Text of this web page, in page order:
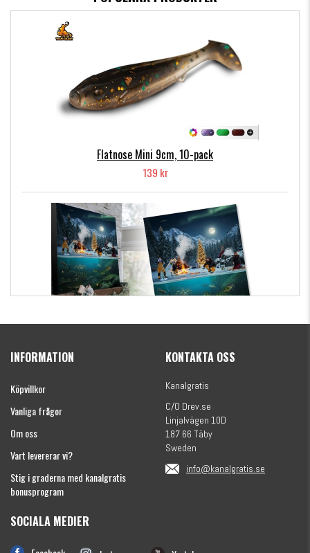
Flatnose Mini 9cm, 10-pack
139 kr
(julkalender)
INFORMATION
Köpvillkor
Vanliga frågor
Om oss
Vart levererar vi?
Stig i graderna med kanalgratis
bonusprogram
KONTAKTA OSS
Kanalgratis
C/O Drev.se
Linjalvägen 10D
187 66 Täby
Sweden
info@kanalgratis.se
SOCIALA MEDIER